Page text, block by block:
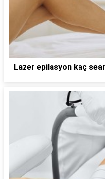
Lazer epilasyon kaç